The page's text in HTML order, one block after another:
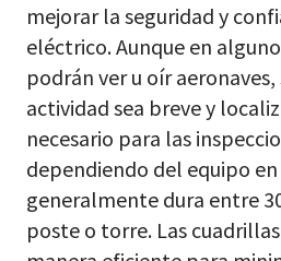
mejorar la seguridad y
eléctrico. Aunque en
podrán ver u oír aeronaves,
actividad sea breve y
necesario para las
dependiendo del equipo
generalmente dura entre
poste o torre. Las